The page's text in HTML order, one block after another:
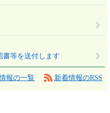
書等を送付します
報の一覧 新着情報のRSS